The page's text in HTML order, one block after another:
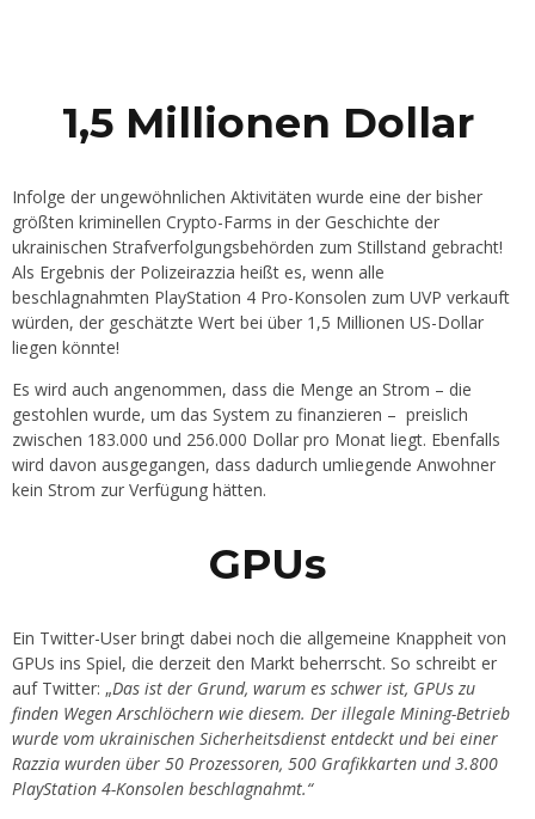
1,5 Millionen Dollar
Infolge der ungewöhnlichen Aktivitäten wurde eine der bisher
größten kriminellen Crypto-Farms in der Geschichte der
ukrainischen Strafverfolgungsbehörden zum Stillstand gebracht!
Als Ergebnis der Polizeirazzia heißt es, wenn alle
beschlagnahmten PlayStation 4 Pro-Konsolen zum UVP verkauft
würden, der geschätzte Wert bei über 1,5 Millionen US-Dollar
liegen könnte!
Es wird auch angenommen, dass die Menge an Strom – die
gestohlen wurde, um das System zu finanzieren – preislich
zwischen 183.000 und 256.000 Dollar pro Monat liegt. Ebenfalls
wird davon ausgegangen, dass dadurch umliegende Anwohner
kein Strom zur Verfügung hätten.
GPUs
Ein Twitter-User bringt dabei noch die allgemeine Knappheit von
GPUs ins Spiel, die derzeit den Markt beherrscht. So schreibt er
auf Twitter: „Das ist der Grund, warum es schwer ist, GPUs zu
finden Wegen Arschlöchern wie diesem. Der illegale Mining-Betrieb
wurde vom ukrainischen Sicherheitsdienst entdeckt und bei einer
Razzia wurden über 50 Prozessoren, 500 Grafikkarten und 3.800
PlayStation 4-Konsolen beschlagnahmt.“